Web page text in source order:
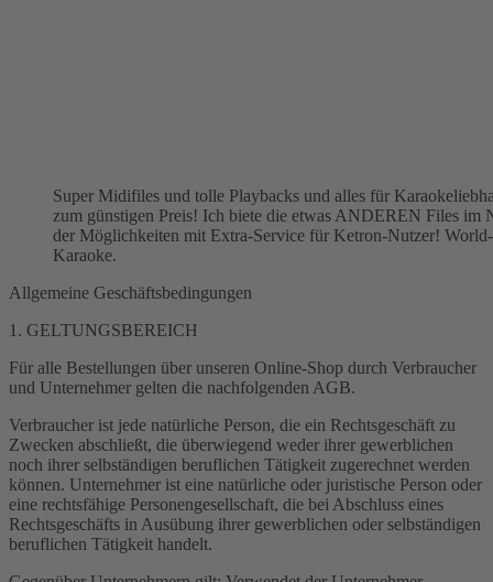
Super Midifiles und tolle Playbacks und alles für
zum günstigen Preis! Ich biete die etwas ANDEREN Files im
der Möglichkeiten mit Extra-Service für Ketron-Nutzer!
Karaoke.
Allgemeine Geschäftsbedingungen
1. GELTUNGSBEREICH
Für alle Bestellungen über unseren Online-Shop durch Verbraucher
und Unternehmer gelten die nachfolgenden AGB.
Verbraucher ist jede natürliche Person, die ein Rechtsgeschäft zu
Zwecken abschließt, die überwiegend weder ihrer gewerblichen
noch ihrer selbständigen beruflichen Tätigkeit zugerechnet werden
können. Unternehmer ist eine natürliche oder juristische Person oder
eine rechtsfähige Personengesellschaft, die bei Abschluss eines
Rechtsgeschäfts in Ausübung ihrer gewerblichen oder selbständigen
beruflichen Tätigkeit handelt.